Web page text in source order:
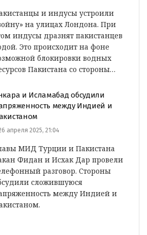
и индусы устроили
на улицах Лондона. При
индусы дразнят пакистанцев
Это происходит на фоне
блокировки водных
Пакистана со стороны…
и Исламабад обсудили
между Индией и
апреля 2025, 21:04
МИД Турции и Пакистана
Фидан и Исхак Дар провели
разговор. Стороны
сложившуюся
между Индией и